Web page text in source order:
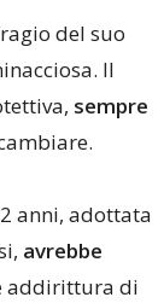
del suo
Il
sempre
anni, adottata
avrebbe
addirittura di